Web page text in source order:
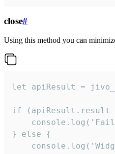
close#
Using this method you can
let apiResult =
if
} else {